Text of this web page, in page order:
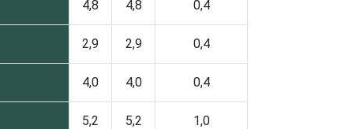
4,8 4,8 0,4
2,9 2,9 0,4
4,0 4,0 0,4
5,2 5,2 1,0